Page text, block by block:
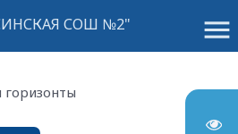
menu
СОШ №2"
горизонты